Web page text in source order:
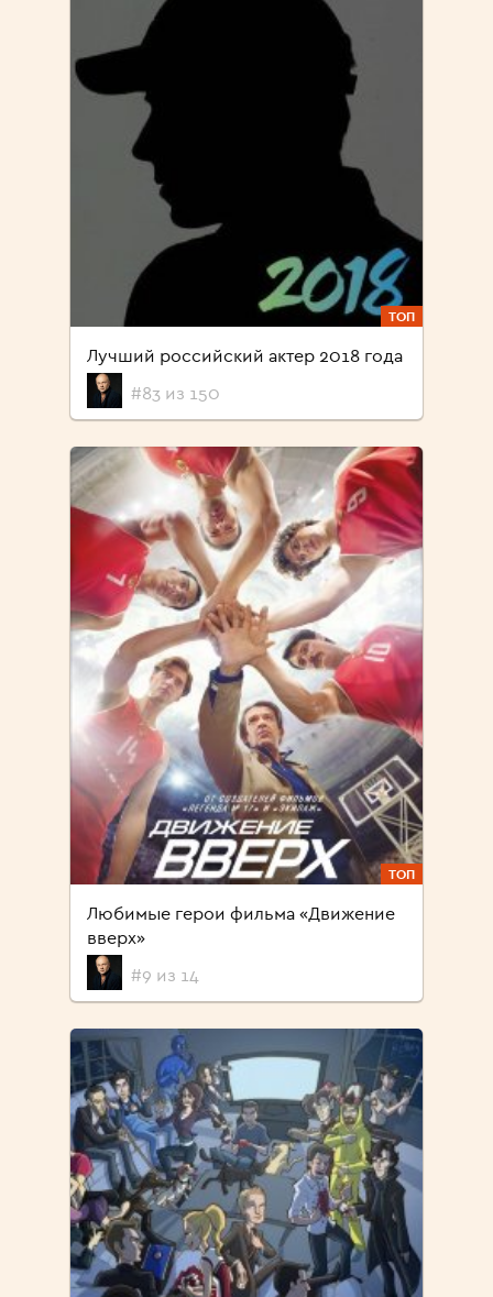
ТОП
Лучший российский актер 2018 года
#83 из 150
ТОП
Любимые герои фильма «Движение
вверх»
#9 из 14